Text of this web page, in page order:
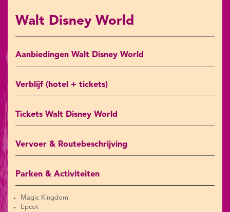
Walt Disney World
Aanbiedingen Walt Disney World
Verblijf (hotel + tickets)
Tickets Walt Disney World
Vervoer & Routebeschrijving
Parken & Activiteiten
Magic Kingdom
Epcot